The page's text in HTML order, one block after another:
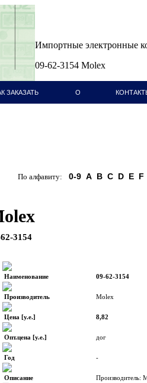
Импортные электронные
09-62-3154 Molex
ЗАКАЗАТЬ О
алфавиту: 0-9 A B C D E F
3154
Наименование 09-62-3154
Производитель Molex
Цена [у.е.] 8,82
Опт.цена [у.е.] дог
Год -
Описание Производитель: